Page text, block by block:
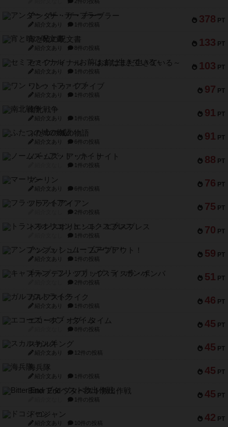
2件の投稿
378 PT
アンダー・ザ・テーブラー
紹介文あり 1件の投稿
133 PT
宵と暁の呪文書
紹介文あり 8件の投稿
103 PT
セミファイナル ～お前はまだ生きている～
紹介文あり 1件の投稿
97 PT
ワン・トゥ・ファイブ
紹介文あり 1件の投稿
91 PT
南北戦争
紹介文あり 1件の投稿
91 PT
ふたつの城の物語
紹介文あり 6件の投稿
88 PT
ノームズ・アット・ナイト
1件の投稿
76 PT
マーリン
紹介文あり 6件の投稿
75 PT
フラットアイアン
2件の投稿
70 PT
トランスオリエント・エクスプレス
1件の投稿
59 PT
アンブッシュ！：ムーブアウト！
紹介文あり 1件の投稿
51 PT
キャプテン・フリップ：イスラ・ボンバ
2件の投稿
46 PT
ガルフストライク
紹介文あり 1件の投稿
45 PT
エコーズ・オブ・タイム
8件の投稿
45 PT
スカルキング
紹介文あり 12件の投稿
45 PT
海兵隊
紹介文あり 1件の投稿
45 PT
Bitter End ブタペスト救出作戦
1件の投稿
42 PT
ドコジャン
紹介文あり 10件の投稿